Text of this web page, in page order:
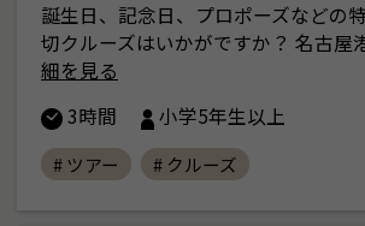
誕生日、記念日、プロポーズなどの
切クルーズはいかがですか？ 名古屋
細を見る
3時間
小学5年生以上
# ツアー # クルーズ